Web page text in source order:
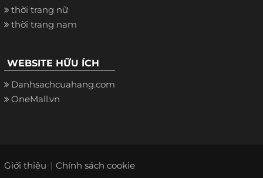
thời trang nữ
thời trang nam
WEBSITE HỮU ÍCH
Danhsachcuahang.com
OneMall.vn
Giới thiệu Chính sách cookie